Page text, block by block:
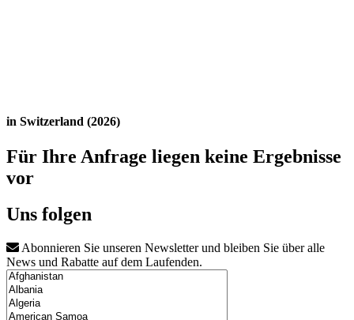
in Switzerland (2026)
Für Ihre Anfrage liegen keine Ergebnisse
vor
Uns folgen
Abonnieren Sie unseren Newsletter und bleiben Sie über alle
News und Rabatte auf dem Laufenden.